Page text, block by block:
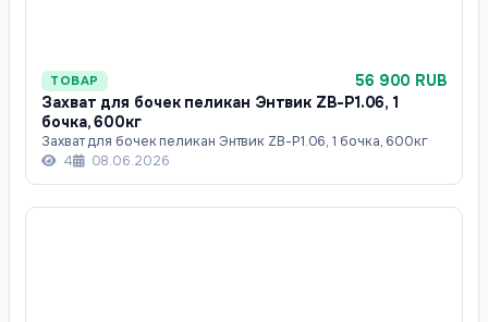
ТОВАР
56 900 RUB
Захват для бочек пеликан Энтвик ZB-P1.06, 1
бочка, 600кг
Захват для бочек пеликан Энтвик ZB-P1.06, 1 бочка, 600кг
4
08.06.2026